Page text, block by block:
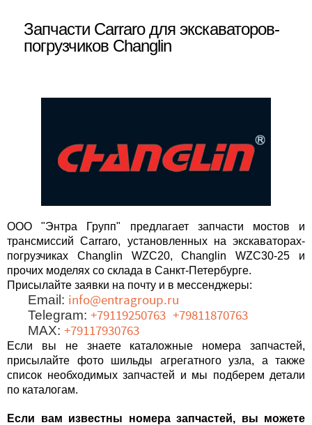
Запчасти Carraro для экскаваторов-
погрузчиков Changlin
ООО "Энтра Групп" предлагает запчасти мостов и
трансмиссий Carraro, установленных на экскаваторах-
погрузчиках Changlin WZC20, Changlin WZC30-25 и
прочих моделях со склада в Санкт-Петербурге.
Присылайте заявки на почту и в мессенджеры:
Email: info@entragroup.ru
Telegram: +79119250763 +79811870763
MAX: +79117930763
Если вы не знаете каталожные номера запчастей,
присылайте фото шильды агрегатного узла, а также
список необходимых запчастей и мы подберем детали
по каталогам.
Если вам известны номера запчастей, вы можете